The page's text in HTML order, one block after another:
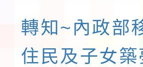
轉知~內政部
住民及子女